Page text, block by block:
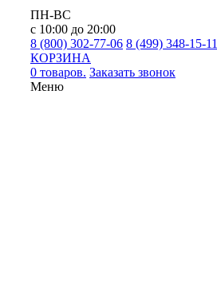
ПН-ВС
с 10:00 до 20:00
8 (800) 302-77-06 8 (499) 348-15-11
КОРЗИНА
0 товаров. Заказать звонок
Меню